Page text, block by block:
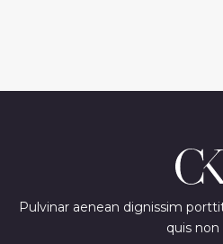
Pulvinar aenean dignissim
quis non